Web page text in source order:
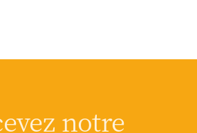
notre